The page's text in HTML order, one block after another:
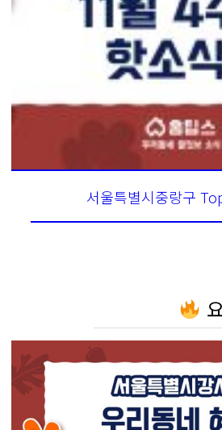
서울특별시중랑구